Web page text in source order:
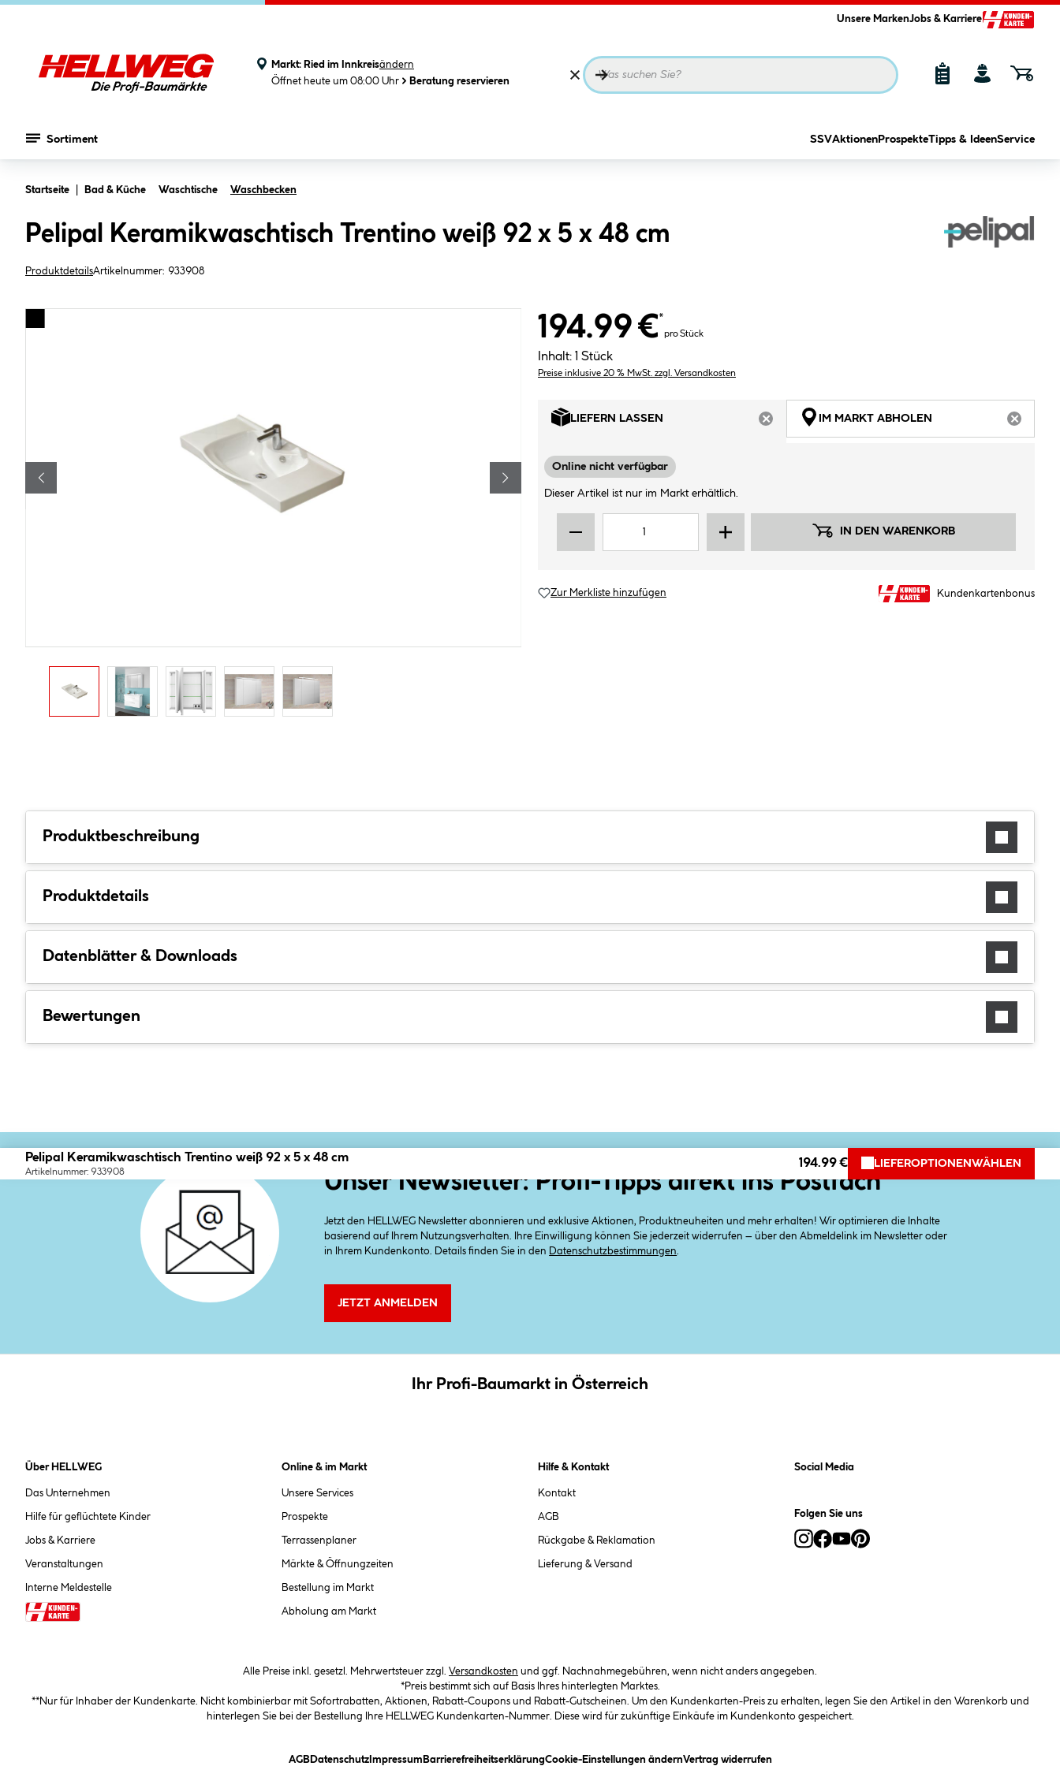
Unsere MarkenJobs & Karriere
Markt: Ried im Innkreisändern
Öffnet heute um 08:00 Uhr
Beratung reservieren
Sortiment SSVAktionen ProspekteTipps & IdeenService
Startseite Bad & Küche Waschtische Waschbecken
Pelipal Keramikwaschtisch Trentino weiß 92 x 5 x 48 cm
ProduktdetailsArtikelnummer: 933908
194.99 €*
pro Stück
Inhalt: 1 Stück
Preise inklusive 20 % MwSt. zzgl. Versandkosten
LIEFERN LASSEN
ARTIKEL NICHT VERFÜGBAR
IM MARKT ABHOLEN
Online nicht verfügbar
Dieser Artikel ist nur im Markt erhältlich.
IN DEN WARENKORB
Zur Merkliste hinzufügen Kundenkartenbonus
Produktbeschreibung
Produktdetails
Datenblätter & Downloads
Bewertungen
Pelipal Keramikwaschtisch Trentino weiß 92 x 5 x 48 cm
Artikelnummer: 933908
194.99 € LIEFEROPTIONEN WÄHLEN
Unser Newsletter: Profi-Tipps direkt ins Postfach
Jetzt den HELLWEG Newsletter abonnieren und exklusive Aktionen, Produktneuheiten und mehr erhalten! Wir optimieren die Inhalte
basierend auf Ihrem Nutzungsverhalten. Ihre Einwilligung können Sie jederzeit widerrufen – über den Abmeldelink im Newsletter oder
in Ihrem Kundenkonto. Details finden Sie in den
Datenschutzbestimmungen
JETZT ANMELDEN
Ihr Profi-Baumarkt in Österreich
Über HELLWEG
Das Unternehmen
Hilfe für geflüchtete Kinder
Jobs & Karriere
Veranstaltungen
Interne Meldestelle
Online & im Markt
Unsere Services
Prospekte
Terrassenplaner
Märkte & Öffnungzeiten
Bestellung im Markt
Abholung am Markt
Hilfe & Kontakt
Kontakt
AGB
Rückgabe & Reklamation
Lieferung & Versand
Social Media
Folgen Sie uns
Alle Preise inkl. gesetzl. Mehrwertsteuer zzgl. Versandkosten und ggf. Nachnahmegebühren, wenn nicht anders angegeben.
*Preis bestimmt sich auf Basis Ihres hinterlegten Marktes.
**Nur für Inhaber der Kundenkarte. Nicht kombinierbar mit Sofortrabatten, Aktionen, Rabatt-Coupons und Rabatt-Gutscheinen. Um den Kundenkarten-Preis zu erhalten, legen Sie den Artikel in den Warenkorb und
hinterlegen Sie bei der Bestellung Ihre HELLWEG Kundenkarten-Nummer. Diese wird für zukünftige Einkäufe im Kundenkonto gespeichert.
AGB(öffnet ein Dialogfeld)
Datenschutz(öffnet ein Dialogfeld)
Impressum(öffnet ein Dialogfeld)
Barrierefreiheitserklärung(öffnet ein Dialogfeld)
Cookie-Einstellungen ändern(öffnet ein Dialogfeld)
Vertrag widerrufen